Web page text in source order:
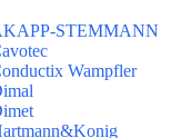
STEMMANN
Wampfler